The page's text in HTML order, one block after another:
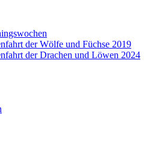
der Wölfe und Füchse 2019
der Drachen und Löwen 2024